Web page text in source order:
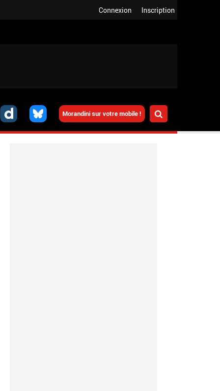
Inscription
Connexion
Morandini sur votre mobile !